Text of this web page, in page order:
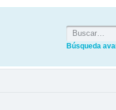
Búsqueda